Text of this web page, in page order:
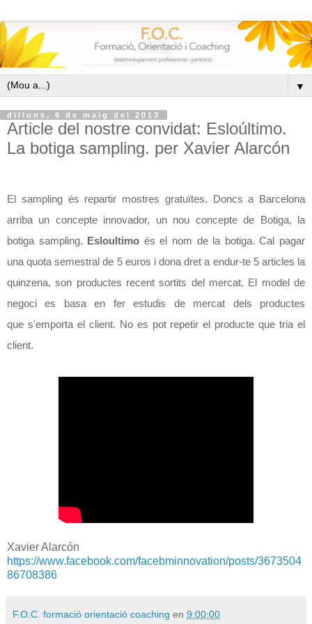
▼
dilluns, 6 de maig del 2013
Article del nostre convidat: Esloúltimo.
La botiga sampling. per Xavier Alarcón
El sampling és repartir mostres gratuïtes. Doncs a Barcelona
arriba un concepte innovador, un nou concepte de Botiga, la
botiga sampling.
Esloultimo és el nom de la botiga. Cal pagar
una quota semestral de 5 euros i dona dret a endur-te 5 articles la
quinzena, son productes recent sortits del mercat. El model de
negoci es basa en fer estudis de mercat dels productes
que s'emportael client. No es pot repetir el producte que tria el
client.
Xavier Alarcón
https://www.facebook.com/facebminnovation/posts/3673504
86708386
F.O.C. formació orientació coaching en 9:00:00